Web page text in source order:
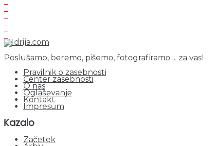
Poslušamo, beremo, pišemo, fotografiramo ... za vas!
Pravilnik o zasebnosti
Center zasebnosti
O nas
Oglaševanje
Kontakt
Impresum
Kazalo
Začetek